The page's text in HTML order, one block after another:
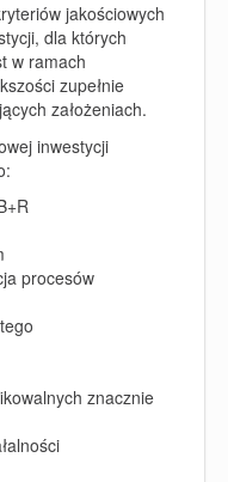
jakościowych
dla których
w ramach
zupełnie
założeniach.
inwestycji
procesów
znacznie